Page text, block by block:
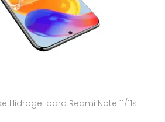
para Redmi Note 11/11s